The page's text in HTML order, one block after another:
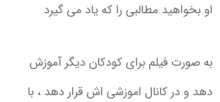
او بخواهید مطالبی را که یاد می گیرد
به صورت فیلم برای کودکان دیگر آموزش
دهد و در کانال اموزشی اش قرار دهد ، با